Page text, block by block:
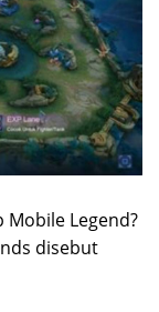
Mobile Legend?
disebut